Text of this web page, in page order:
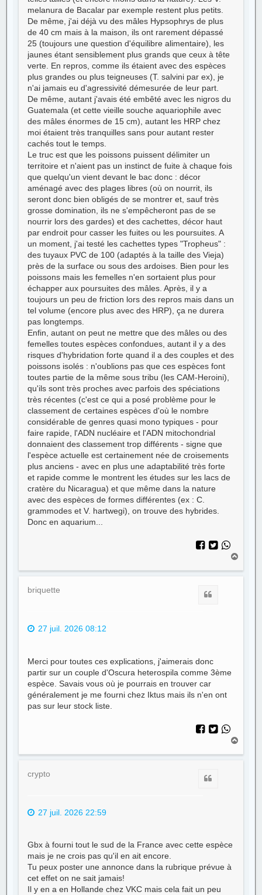
melanura de Bacalar par exemple restent plus petits.
De même, j'ai déjà vu des mâles Hypsophrys de plus
de 40 cm mais à la maison, ils ont rarement dépassé
25 (toujours une question d'équilibre alimentaire), les
jaunes étant sensiblement plus grands que ceux à tête
verte. En repros, comme ils étaient avec des espèces
plus grandes ou plus teigneuses (T. salvini par ex), je
n'ai jamais eu d'agressivité démesurée de leur part.
De même, autant j'avais été embêté avec les nigros du
Guatemala (et cette vieille souche aquariophile avec
des mâles énormes de 15 cm), autant les HRP chez
moi étaient très tranquilles sans pour autant rester
cachés tout le temps.
Le truc est que les poissons puissent délimiter un
territoire et n'aient pas un instinct de fuite à chaque fois
que quelqu'un vient devant le bac donc : décor
aménagé avec des plages libres (où on nourrit, ils
seront donc bien obligés de se montrer et, sauf très
grosse domination, ils ne s'empêcheront pas de se
nourrir lors des gardes) et des cachettes, décor haut
par endroit pour casser les fuites ou les poursuites. A
un moment, j'ai testé les cachettes types "Tropheus" :
des tuyaux PVC de 100 (adaptés à la taille des Vieja)
près de la surface ou sous des ardoises. Bien pour les
poissons mais les femelles n'en sortaient plus pour
échapper aux poursuites des mâles. Après, il y a
toujours un peu de friction lors des repros mais dans un
tel volume (encore plus avec des HRP), ça ne durera
pas longtemps.
Enfin, autant on peut ne mettre que des mâles ou des
femelles toutes espèces confondues, autant il y a des
risques d'hybridation forte quand il a des couples et des
poissons isolés : n'oublions pas que ces espèces font
toutes partie de la même sous tribu (les CAM-Heroini),
qu'ils sont très proches avec parfois des spéciations
très récentes (c'est ce qui a posé problème pour le
classement de certaines espèces d'où le nombre
considérable de genres quasi mono typiques - pour
faire rapide, l'ADN nucléaire et l'ADN mitochondrial
donnaient des classement trop différents - signe que
l'espèce actuelle est certainement née de croisements
plus anciens - avec en plus une adaptabilité très forte
et rapide comme le montrent les études sur les lacs de
cratère du Nicaragua) et que même dans la nature
avec des espèces de formes différentes (ex : C.
grammodes et V. hartwegi), on trouve des hybrides.
Donc en aquarium...
u
briquette
27 juil. 2026 08:12
Merci pour toutes ces explications, j'aimerais donc
partir sur un couple d'Oscura heterospila comme 3ème
espèce. Savais vous où je pourrais en trouver car
généralement je me fourni chez Iktus mais ils n'en ont
pas sur leur stock liste.
u
crypto
27 juil. 2026 22:59
Gbx à fourni tout le sud de la France avec cette espèce
mais je ne crois pas qu'il en ait encore.
Tu peux poster une annonce dans la rubrique prévue à
cet effet on ne sait jamais!
Il y en a en Hollande chez VKC mais cela fait un peu